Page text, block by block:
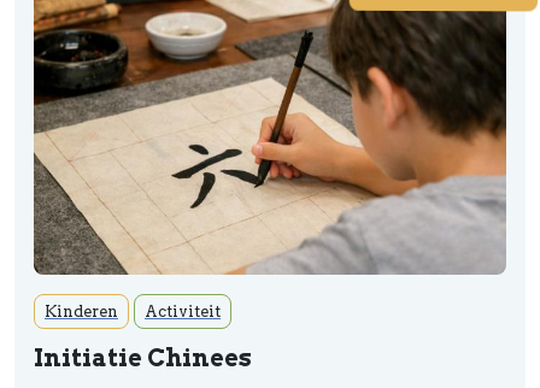
Kinderen Activiteit
Initiatie Chinees